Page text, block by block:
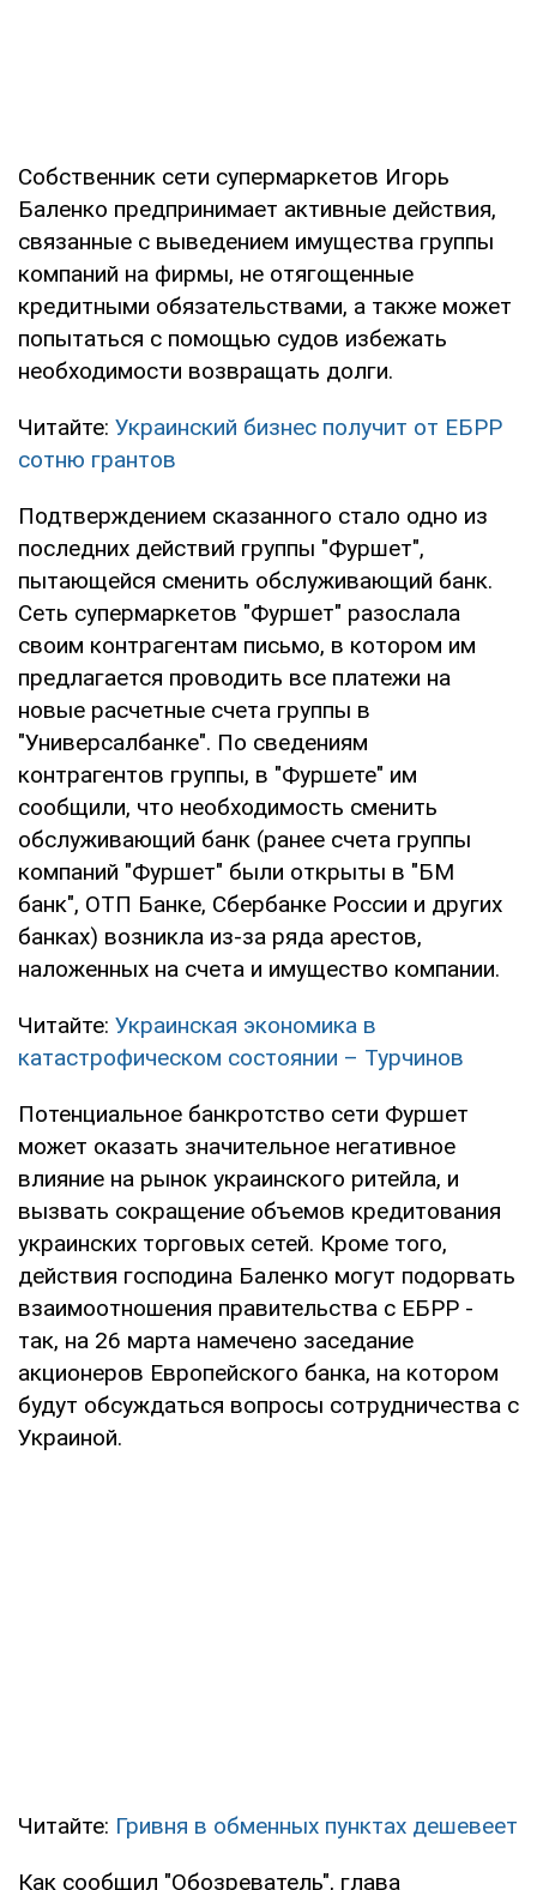
Собственник сети супермаркетов Игорь
Баленко предпринимает активные действия,
связанные с выведением имущества группы
компаний на фирмы, не отягощенные
кредитными обязательствами, а также может
попытаться с помощью судов избежать
необходимости возвращать долги.
Читайте: Украинский бизнес получит от ЕБРР
сотню грантов
Подтверждением сказанного стало одно из
последних действий группы "Фуршет",
пытающейся сменить обслуживающий банк.
Сеть супермаркетов "Фуршет" разослала
своим контрагентам письмо, в котором им
предлагается проводить все платежи на
новые расчетные счета группы в
"Универсалбанке". По сведениям
контрагентов группы, в "Фуршете" им
сообщили, что необходимость сменить
обслуживающий банк (ранее счета группы
компаний "Фуршет" были открыты в "БМ
банк", ОТП Банке, Сбербанке России и других
банках) возникла из-за ряда арестов,
наложенных на счета и имущество компании.
Читайте: Украинская экономика в
катастрофическом состоянии – Турчинов
Потенциальное банкротство сети Фуршет
может оказать значительное негативное
влияние на рынок украинского ритейла, и
вызвать сокращение объемов кредитования
украинских торговых сетей. Кроме того,
действия господина Баленко могут подорвать
взаимоотношения правительства с ЕБРР -
так, на 26 марта намечено заседание
акционеров Европейского банка, на котором
будут обсуждаться вопросы сотрудничества с
Украиной.
Читайте: Гривня в обменных пунктах дешевеет
Как сообщил "Обозреватель", глава